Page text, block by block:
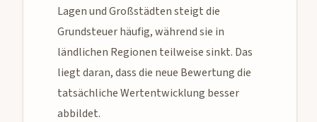
Lagen und Großstädten steigt die
Grundsteuer häufig, während sie in
ländlichen Regionen teilweise sinkt. Das
liegt daran, dass die neue Bewertung die
tatsächliche Wertentwicklung besser
abbildet.